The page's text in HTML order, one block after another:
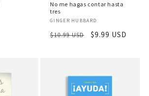
No me hagas contar hasta
tres
Proveedor:
GINGER HUBBARD
Precio
$10.99 USD
Precio
$9.99 USD